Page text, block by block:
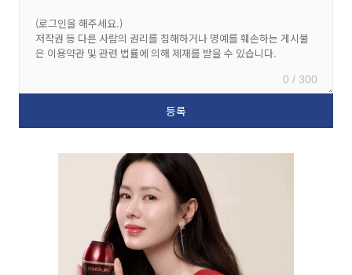
0 / 300